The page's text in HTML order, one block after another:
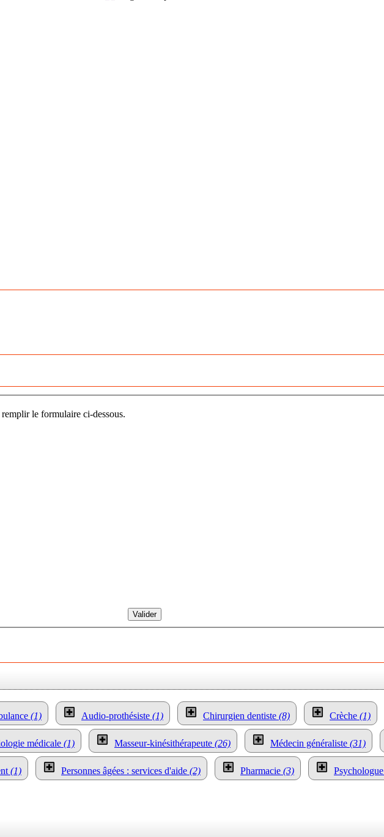
le formulaire ci-dessous.
(1) Audio-prothésiste (1) Chirurgien dentiste (8) Crèche (1)
médicale (1) Masseur-kinésithérapeute (26) Médecin généraliste (31)
(1) Personnes âgées : services d'aide (2) Pharmacie (3) Psychologue